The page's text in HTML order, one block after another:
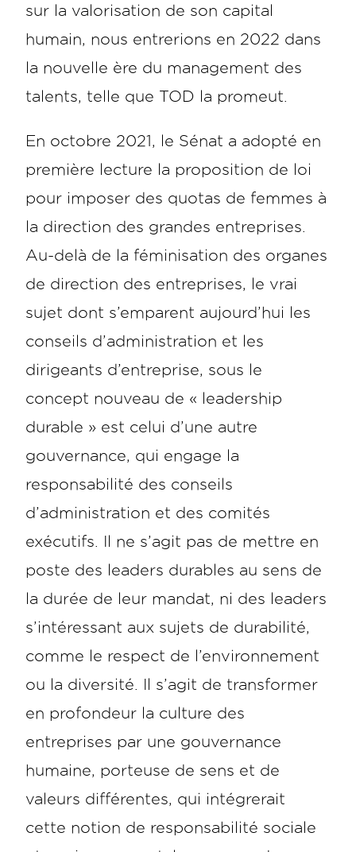
sur la valorisation de son capital
humain, nous entrerions en 2022 dans
la nouvelle ère du management des
talents, telle que TOD la promeut.
En octobre 2021, le Sénat a adopté en
première lecture la proposition de loi
pour imposer des quotas de femmes à
la direction des grandes entreprises.
Au-delà de la féminisation des organes
de direction des entreprises, le vrai
sujet dont s’emparent aujourd’hui les
conseils d’administration et les
dirigeants d’entreprise, sous le
concept nouveau de « leadership
durable » est celui d’une autre
gouvernance, qui engage la
responsabilité des conseils
d’administration et des comités
exécutifs. Il ne s’agit pas de mettre en
poste des leaders durables au sens de
la durée de leur mandat, ni des leaders
s’intéressant aux sujets de durabilité,
comme le respect de l’environnement
ou la diversité. Il s’agit de transformer
en profondeur la culture des
entreprises par une gouvernance
humaine, porteuse de sens et de
valeurs différentes, qui intégrerait
cette notion de responsabilité sociale